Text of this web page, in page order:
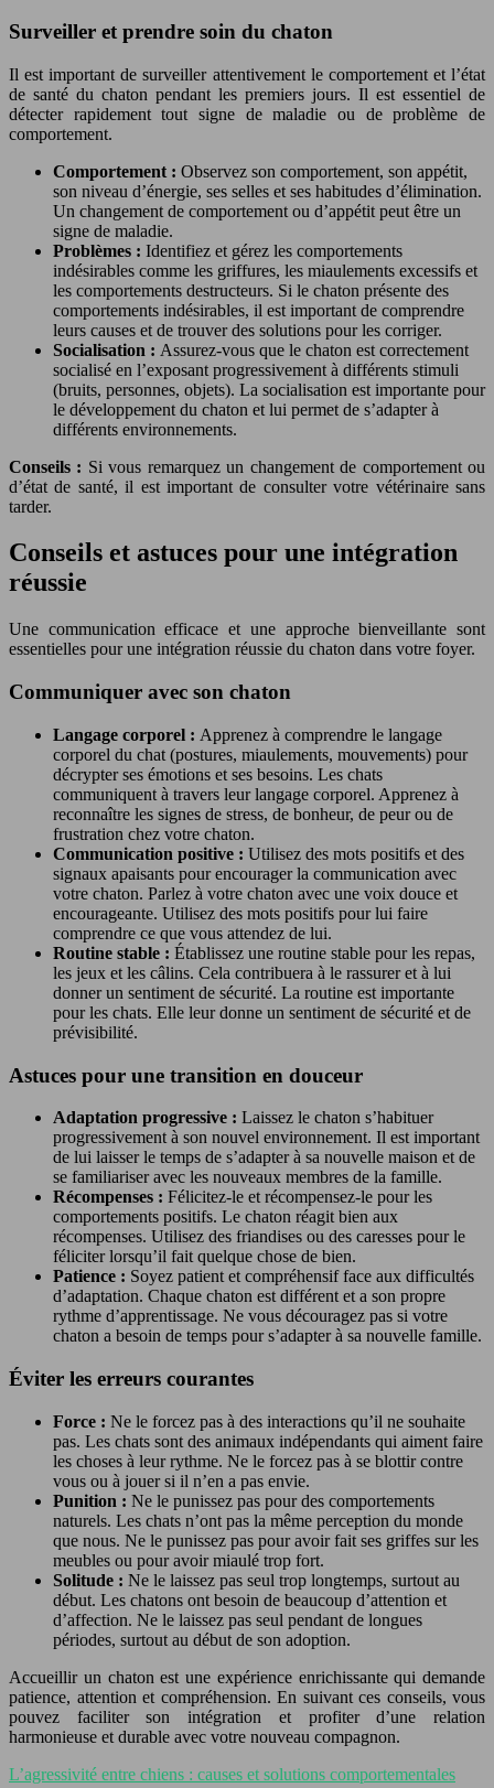
Surveiller et prendre soin du chaton
Il est important de surveiller attentivement le comportement et l’état
de santé du chaton pendant les premiers jours. Il est essentiel de
détecter rapidement tout signe de maladie ou de problème de
comportement.
Comportement : Observez son comportement, son appétit,
son niveau d’énergie, ses selles et ses habitudes d’élimination.
Un changement de comportement ou d’appétit peut être un
signe de maladie.
Problèmes : Identifiez et gérez les comportements
indésirables comme les griffures, les miaulements excessifs et
les comportements destructeurs. Si le chaton présente des
comportements indésirables, il est important de comprendre
leurs causes et de trouver des solutions pour les corriger.
Socialisation : Assurez-vous que le chaton est correctement
socialisé en l’exposant progressivement à différents stimuli
(bruits, personnes, objets). La socialisation est importante pour
le développement du chaton et lui permet de s’adapter à
différents environnements.
Conseils : Si vous remarquez un changement de comportement ou
d’état de santé, il est important de consulter votre vétérinaire sans
tarder.
Conseils et astuces pour une intégration
réussie
Une communication efficace et une approche bienveillante sont
essentielles pour une intégration réussie du chaton dans votre foyer.
Communiquer avec son chaton
Langage corporel : Apprenez à comprendre le langage
corporel du chat (postures, miaulements, mouvements) pour
décrypter ses émotions et ses besoins. Les chats
communiquent à travers leur langage corporel. Apprenez à
reconnaître les signes de stress, de bonheur, de peur ou de
frustration chez votre chaton.
Communication positive : Utilisez des mots positifs et des
signaux apaisants pour encourager la communication avec
votre chaton. Parlez à votre chaton avec une voix douce et
encourageante. Utilisez des mots positifs pour lui faire
comprendre ce que vous attendez de lui.
Routine stable : Établissez une routine stable pour les repas,
les jeux et les câlins. Cela contribuera à le rassurer et à lui
donner un sentiment de sécurité. La routine est importante
pour les chats. Elle leur donne un sentiment de sécurité et de
prévisibilité.
Astuces pour une transition en douceur
Adaptation progressive : Laissez le chaton s’habituer
progressivement à son nouvel environnement. Il est important
de lui laisser le temps de s’adapter à sa nouvelle maison et de
se familiariser avec les nouveaux membres de la famille.
Récompenses : Félicitez-le et récompensez-le pour les
comportements positifs. Le chaton réagit bien aux
récompenses. Utilisez des friandises ou des caresses pour le
féliciter lorsqu’il fait quelque chose de bien.
Patience : Soyez patient et compréhensif face aux difficultés
d’adaptation. Chaque chaton est différent et a son propre
rythme d’apprentissage. Ne vous découragez pas si votre
chaton a besoin de temps pour s’adapter à sa nouvelle famille.
Éviter les erreurs courantes
Force : Ne le forcez pas à des interactions qu’il ne souhaite
pas. Les chats sont des animaux indépendants qui aiment faire
les choses à leur rythme. Ne le forcez pas à se blottir contre
vous ou à jouer si il n’en a pas envie.
Punition : Ne le punissez pas pour des comportements
naturels. Les chats n’ont pas la même perception du monde
que nous. Ne le punissez pas pour avoir fait ses griffes sur les
meubles ou pour avoir miaulé trop fort.
Solitude : Ne le laissez pas seul trop longtemps, surtout au
début. Les chatons ont besoin de beaucoup d’attention et
d’affection. Ne le laissez pas seul pendant de longues
périodes, surtout au début de son adoption.
Accueillir un chaton est une expérience enrichissante qui demande
patience, attention et compréhension. En suivant ces conseils, vous
pouvez faciliter son intégration et profiter d’une relation
harmonieuse et durable avec votre nouveau compagnon.
L’agressivité entre chiens : causes et solutions comportementales